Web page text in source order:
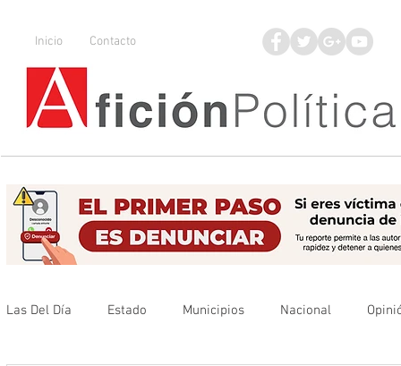
Inicio Contacto
Las Del Día Estado Municipios Nacional